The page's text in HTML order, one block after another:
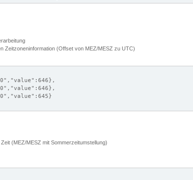
Zeitzoneninformation (Offset von MEZ/MESZ zu UTC)
(MEZ/MESZ mit Sommerzeitumstellung)